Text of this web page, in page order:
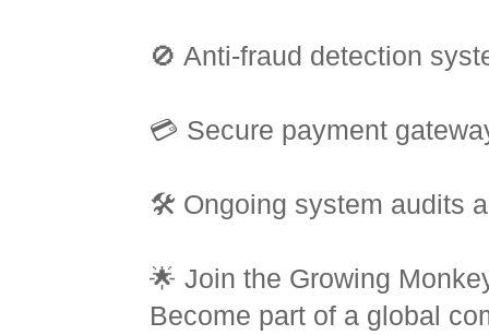
🚫 Anti-fraud detection
💳 Secure payment
🛠️ Ongoing system audits
🌟 Join the Growing
Become part of a global